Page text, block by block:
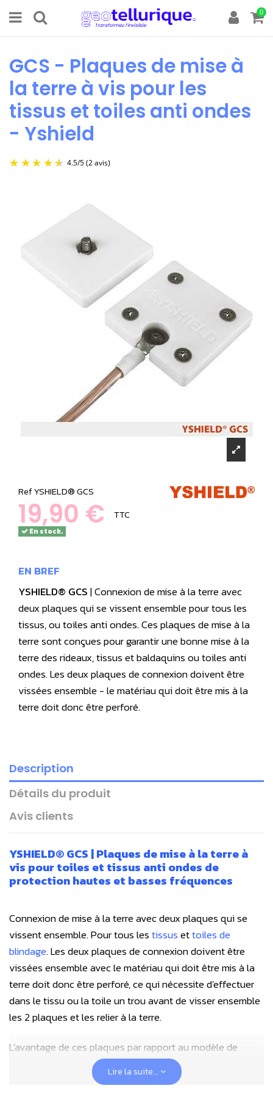
0
GCS - Plaques de mise à
la terre à vis pour les
tissus et toiles anti ondes
- Yshield
RefYSHIELD® GCS
19,90 € TTC
En stock.
EN BREF
YSHIELD® GCS| Connexion de mise à la terre avec
deux plaques qui se vissent ensemble pour tous les
tissus, ou toiles anti ondes. Ces plaques de mise à la
terre sont conçues pour garantir une bonne mise à la
terre des rideaux, tissus et baldaquins ou toiles anti
ondes. Les deux plaques de connexion doivent être
vissées ensemble - le matériau qui doit être mis à la
terre doit donc être perforé.
Description
Détails du produit
Avis clients
YSHIELD® GCS | Plaques de mise à la terre à
vis pour toiles et tissus anti ondes de
protection hautes et basses fréquences
Connexion de mise à la terre avec deux plaques qui se
vissent ensemble. Pour tous lestissusettoiles de
blindage. Les deux plaques de connexion doivent être
vissées ensemble avec le matériau qui doit être mis à la
terre doit donc être perforé, ce qui nécessite d'effectuer
dans le tissu ou la toile un trou avant de visser ensemble
les 2 plaques et les relier à la terre.
L'avantage de ces plaques par rapport au modèle de
plaques magnétiques GCM est qu'il sera pratiquement
impossible de défaire par inadvertance les deux plaques
Lire la suite...